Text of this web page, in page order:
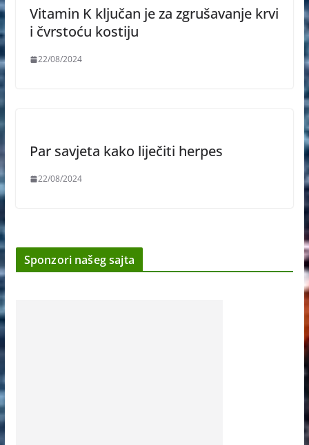
Vitamin K ključan je za zgrušavanje krvi
i čvrstoću kostiju
22/08/2024
Par savjeta kako liječiti herpes
22/08/2024
Sponzori našeg sajta